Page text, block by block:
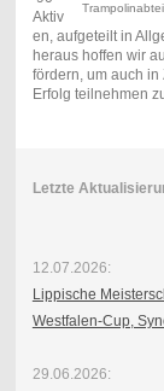
Aktiv
en, aufgeteilt in
heraus hoffen wir
fördern, um auch in
Erfolg teilnehmen
Letzte
12.07.2026:
Lippische
Westfalen-Cup,
29.06.2026: